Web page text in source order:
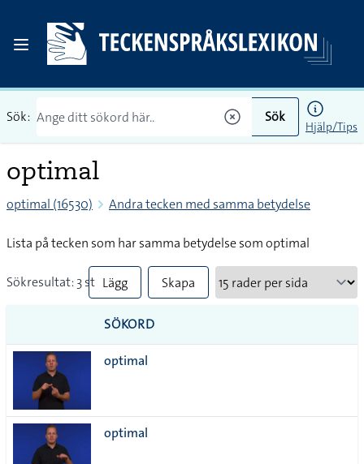
Sök: Sök
Hjälp/Tips
optimal
optimal (16530) Andra tecken med samma betydelse
Lista på tecken som har samma betydelse som optimal
Sökresultat: 3 st Lägg
till
alla i
Skapa
SÖKORD
optimal
optimal